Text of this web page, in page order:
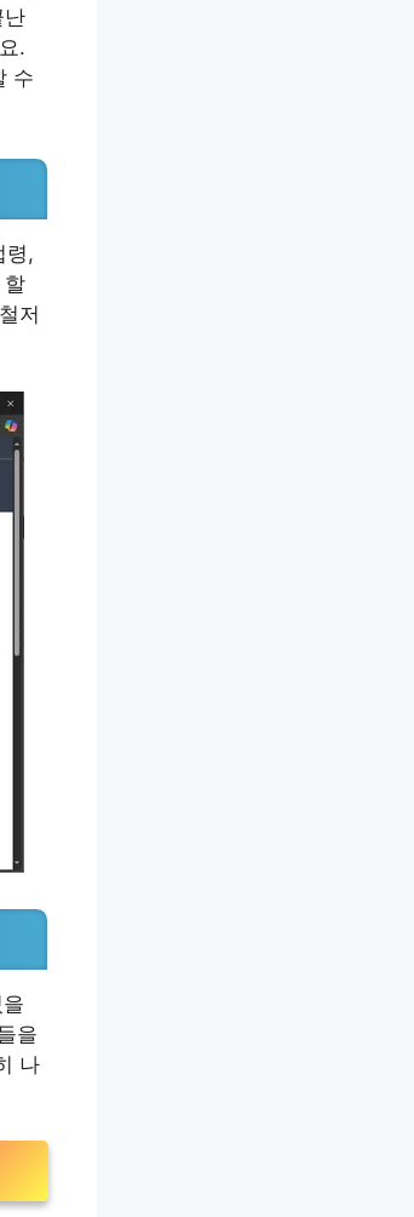
난
.
수
령,
할
저
을
나